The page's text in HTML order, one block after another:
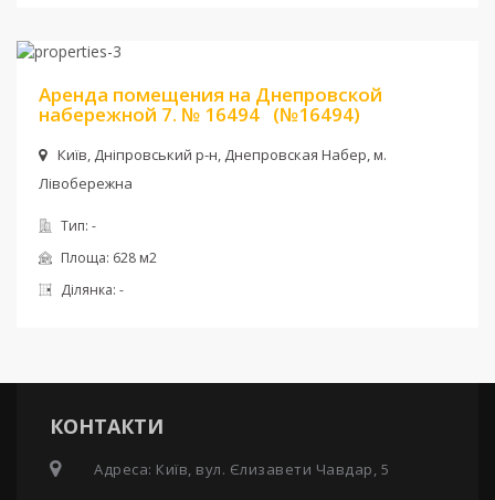
Аренда помещения на Днепровской
набережной 7. № 16494(№16494)
Київ, Дніпровський р-н, Днепровская Набер, м.
Лівобережна
Тип: -
Площа: 628 м2
Ділянка: -
КОНТАКТИ
Адреса: Київ, вул. Єлизавети Чавдар, 5